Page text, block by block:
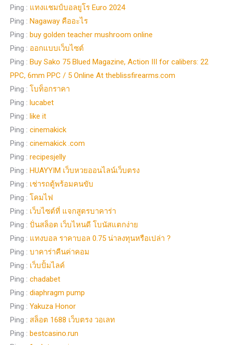
Ping : แทงแชมป์บอลยูโร Euro 2024
Ping : Nagaway คืออะไร
Ping : buy golden teacher mushroom online
Ping : ออกแบบเว็บไซต์
Ping : Buy Sako 75 Blued Magazine, Action III for calibers: 22
PPC, 6mm PPC / 5 Online At theblissfirearms.com
Ping : โบท็อกราคา
Ping : lucabet
Ping : like it
Ping : cinemakick
Ping : cinemakick .com
Ping : recipesjelly
Ping : HUAYYIM เว็บหวยออนไลน์เว็บตรง
Ping : เช่ารถตู้พร้อมคนขับ
Ping : โคมไฟ
Ping : เว็บไซต์ที่ แจกสูตรบาคาร่า
Ping : ปั่นสล็อต เว็บไหนดี โบนัสแตกง่าย
Ping : แทงบอล ราคาบอล 0.75 น่าลงทุนหรือเปล่า ?
Ping : บาคาร่าคืนค่าคอม
Ping : เว็บปั้มไลค์
Ping : chadabet
Ping : diaphragm pump
Ping : Yakuza Honor
Ping : สล็อต 1688 เว็บตรง วอเลท
Ping : bestcasino.run